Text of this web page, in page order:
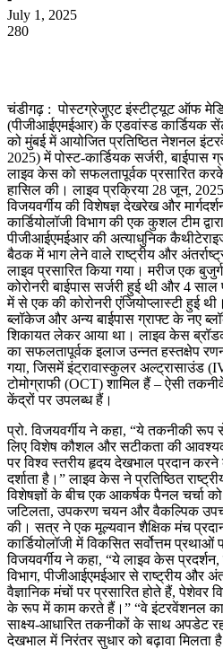
July 1, 2025
280
चंडीगढ़ : पोस्टग्रेजुएट इंस्टीट्यूट ऑफ
(पीजीआईएमईआर) के एडवांस्ड कार्डियक
को मुंबई में आयोजित प्रतिष्ठित नेशनल
2025) में पोस्ट-कार्डियक सर्जरी, बाईपास
लाइव केस को सफलतापूर्वक प्रसारित
हासिल की। ​​लाइव प्रक्रिया 28 जून,
विजयवर्गीय की विशेषज्ञ देखरेख और
कार्डियोलॉजी विभाग की एक कुशल टीम
पीजीआईएमईआर की अत्याधुनिक
बैठक में भाग लेने वाले राष्ट्रीय और
लाइव प्रसारित किया गया। मरीज एक
कोरोनरी बाईपास सर्जरी हुई थी और 4
में से एक की कोरोनरी एंजियोप्लास्टी हुई
ब्लॉकेज और अन्य बाईपास ग्राफ्ट के नए
शिकायत लेकर आया था। लाइव केस
का सफलतापूर्वक इलाज उन्नत हस्तक्षेप
गया, जिसमें इंट्रावास्कुलर अल्ट्रासाउंड
टोमोग्राफी (OCT) शामिल हैं – ऐसी
केंद्रों पर उपलब्ध हैं।
प्रो. विजयवर्गीय ने कहा, “ये तकनीकी रूप
लिए विशेष कौशल और सटीकता की
पर विश्व स्तरीय हृदय देखभाल प्रदान करने
दर्शाता है।” लाइव केस ने प्रतिष्ठित
विशेषज्ञों के बीच एक आकर्षक पैनल चर्चा को
जटिलता, उपकरण चयन और वैकल्पिक
की। सत्र ने एक मूल्यवान शैक्षिक मंच
कार्डियोलॉजी में विकसित सर्वोत्तम
विजयवर्गीय ने कहा, “ये लाइव केस
विभाग, पीजीआईएमईआर से राष्ट्रीय और
वैज्ञानिक मंचों पर प्रसारित होते हैं,
के रूप में काम करते हैं।” “वे इंटरवेंशनल
साक्ष्य-आधारित तकनीकों के साथ अपडेट
देखभाल में निरंतर सुधार को बढ़ावा मिलता